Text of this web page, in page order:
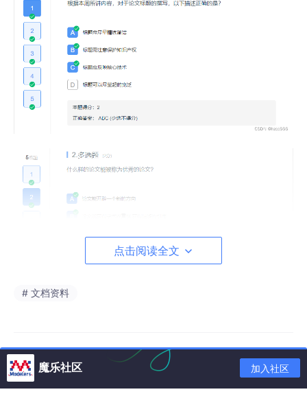
点击阅读全文
# 文档资料
魔乐社区 加入社区